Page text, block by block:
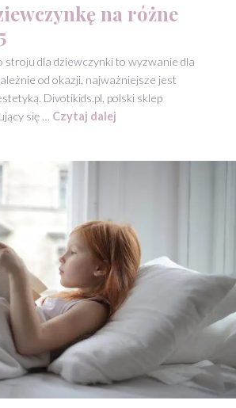
na różne
stroju dla dziewczynki to wyzwanie dla
od okazji, najważniejsze jest
Divotikids.pl, polski sklep
się … Czytaj dalej